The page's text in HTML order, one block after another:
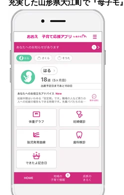
充実した山形県大江町で『母子モ